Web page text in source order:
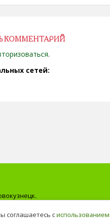
КОММЕНТАРИЙ
.
сетей:
соглашаетесь с